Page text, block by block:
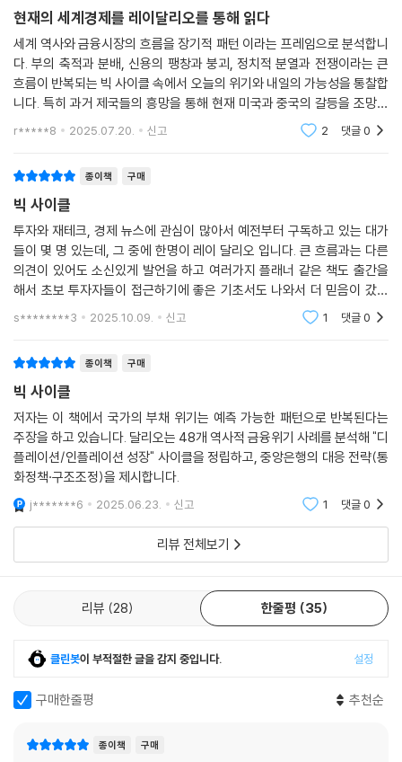
한 마지막 원칙을 기억하라. “걱정하지 않는다면 걱정해야 하고, 걱정한다
면 걱정할 필요가 없다.” 잘못될 수 있는 일에 대해 걱정하는 것이 당신을
보호해줄 것이고, 걱정하지 않는 것은 당신을 무방비 상태로 만들 것이다.
현재의 세계경제를 레이달리오를 통해 읽다
세계 역사와 금융시장의 흐름을 장기적 패턴 이라는 프레임으로 분석합니
다. 부의 축적과 분배, 신용의 팽창과 붕괴, 정치적 분열과 전쟁이라는 큰
흐름이 반복되는 빅 사이클 속에서 오늘의 위기와 내일의 가능성을 통찰합
니다. 특히 과거 제국들의 흥망을 통해 현재 미국과 중국의 갈등을 조망하
며, 투자자와 시민이 어떻게 준비해야 하는지를 제시합니다. 경제 흐름에
r*****8 2025.07.20. 신고 2 댓글0
종이책 구매
빅 사이클
투자와 재테크, 경제 뉴스에 관심이 많아서 예전부터 구독하고 있는 대가
들이 몇 명 있는데, 그 중에 한명이 레이 달리오 입니다. 큰 흐름과는 다른
의견이 있어도 소신있게 발언을 하고 여러가지 플래너 같은 책도 출간을
해서 초보 투자자들이 접근하기에 좋은 기초서도 나와서 더 믿음이 갔는
데, 이번 빅 사이클은 ㅠㅠ 내용이 제게는 너무 어렵네요. 한번에 이해는 힘
s********3 2025.10.09. 신고 1 댓글0
종이책 구매
빅 사이클
저자는 이 책에서 국가의 부채 위기는 예측 가능한 패턴으로 반복된다는
주장을 하고 있습니다. 달리오는 48개 역사적 금융위기 사례를 분석해 "디
플레이션/인플레이션 성장" 사이클을 정립하고, 중앙은행의 대응 전략(통
화정책·구조조정)을 제시합니다.
j*******6 2025.06.23. 신고 1 댓글0
리뷰 전체보기
리뷰 28 한줄평 35
클린봇이 부적절한 글을 감지 중입니다. 설정
구매한줄평 추천순
종이책 구매